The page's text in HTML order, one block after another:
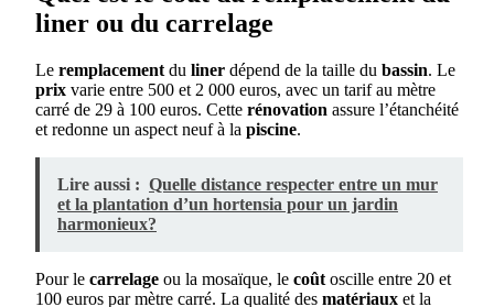
liner ou du carrelage
Le remplacement du liner dépend de la taille du bassin. Le
prix varie entre 500 et 2 000 euros, avec un tarif au mètre
carré de 29 à 100 euros. Cette rénovation assure l’étanchéité
et redonne un aspect neuf à la piscine.
Lire aussi : Quelle distance respecter entre un mur
et la plantation d’un hortensia pour un jardin
harmonieux?
Pour le carrelage ou la mosaïque, le coût oscille entre 20 et
100 euros par mètre carré. La qualité des matériaux et la